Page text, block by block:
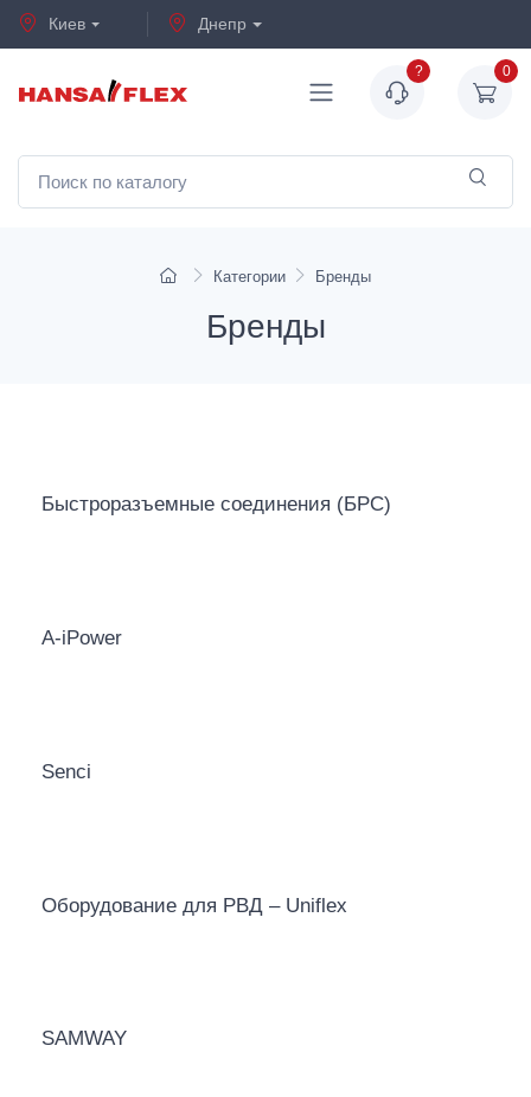
Киев Днепр
? 0
Категории Бренды
Бренды
Быстроразъемные соединения (БРС)
A-iPower
Senci
Оборудование для РВД – Uniflex
SAMWAY